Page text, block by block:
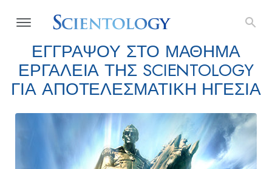
ΕΓΓΡΑΨΟΥ ΣΤΟ ΜΑΘΗΜΑ
ΕΡΓΑΛΕΙΑ ΤΗΣ SCIENTOLOGY
ΓΙΑ ΑΠΟΤΕΛΕΣΜΑΤΙΚΗ ΗΓΕΣΙΑ